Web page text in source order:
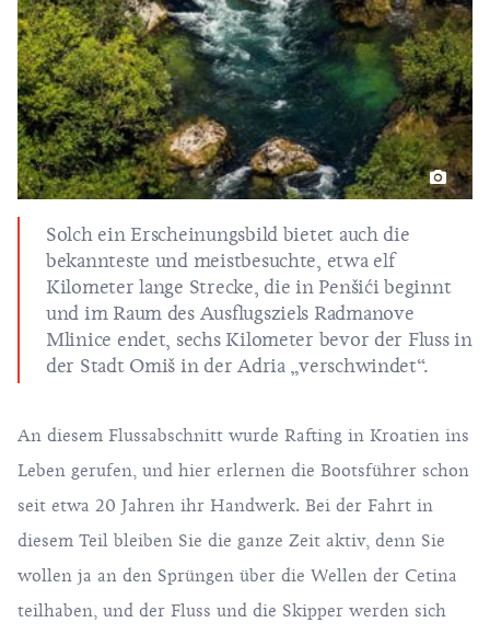
Solch ein Erscheinungsbild bietet auch die
bekannteste und meistbesuchte, etwa elf
Kilometer lange Strecke, die in Penšići beginnt
und im Raum des Ausflugsziels Radmanove
Mlinice endet, sechs Kilometer bevor der Fluss in
der Stadt Omiš in der Adria „verschwindet“.
An diesem Flussabschnitt wurde Rafting in Kroatien ins
Leben gerufen, und hier erlernen die Bootsführer schon
seit etwa 20 Jahren ihr Handwerk. Bei der Fahrt in
diesem Teil bleiben Sie die ganze Zeit aktiv, denn Sie
wollen ja an den Sprüngen über die Wellen der Cetina
teilhaben, und der Fluss und die Skipper werden sich